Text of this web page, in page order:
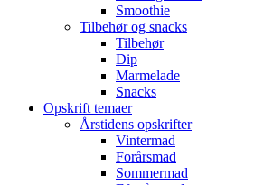
Smoothie
Tilbehør og snacks
Tilbehør
Dip
Marmelade
Snacks
Opskrift temaer
Årstidens opskrifter
Vintermad
Forårsmad
Sommermad